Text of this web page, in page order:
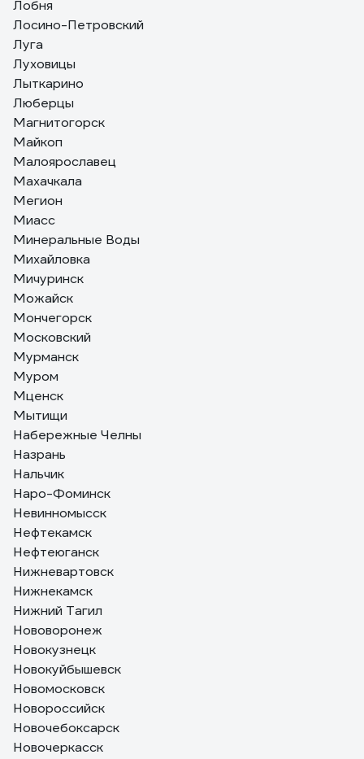
Лобня
Лосино-Петровский
Луга
Луховицы
Лыткарино
Люберцы
Магнитогорск
Майкоп
Малоярославец
Махачкала
Мегион
Миасс
Минеральные Воды
Михайловка
Мичуринск
Можайск
Мончегорск
Московский
Мурманск
Муром
Мценск
Мытищи
Набережные Челны
Назрань
Нальчик
Наро-Фоминск
Невинномысск
Нефтекамск
Нефтеюганск
Нижневартовск
Нижнекамск
Нижний Тагил
Нововоронеж
Новокузнецк
Новокуйбышевск
Новомосковск
Новороссийск
Новочебоксарск
Новочеркасск